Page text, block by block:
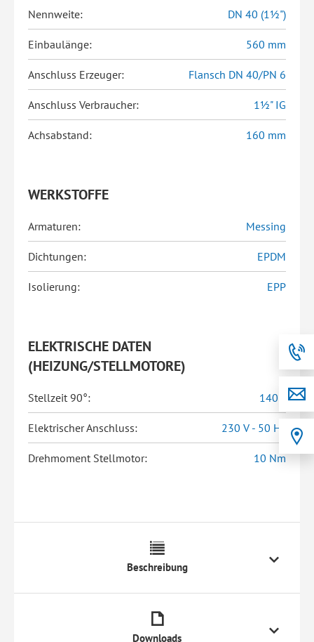
Nennweite: DN 40 (1½")
Einbaulänge: 560 mm
Anschluss Erzeuger: Flansch DN 40/PN 6
Anschluss Verbraucher: 1½" IG
Achsabstand: 160 mm
WERKSTOFFE
Armaturen: Messing
Dichtungen: EPDM
Isolierung: EPP
ELEKTRISCHE DATEN
(HEIZUNG/STELLMOTORE)
Stellzeit 90°: 140 s
Elektrischer Anschluss: 230 V - 50 Hz
Drehmoment Stellmotor: 10 Nm
Beschreibung
Downloads